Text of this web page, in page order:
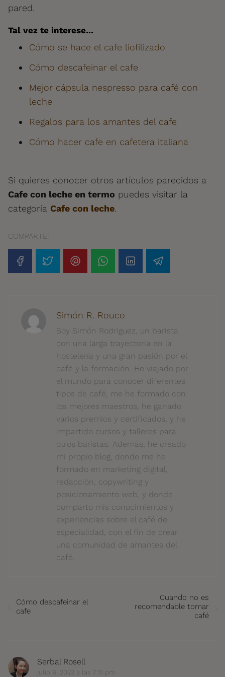
pared.
Tal vez te interese...
Cómo se hace el cafe liofilizado
Cómo descafeinar el cafe
Mejor cápsula nespresso para café con
leche
Regalos para los amantes del cafe
Cómo hacer cafe en cafetera italiana
Si quieres conocer otros artículos parecidos a
Cafe con leche en termo puedes visitar la
categoría Cafe con leche.
COMPARTE!
Simón R. Rouco
Soy Simón Rodriguez, un barista
con una larga trayectoria en la
hostelería y una gran pasión por el
café y la formación. He viajado por
el mundo para conocer diferentes
tipos de café, me he formado con
los mejores maestros, he ganado
varios premios y certificados, y he
impartido cursos y talleres para
otros baristas. Además, he creado
mi propio blog, donde me he
formado en marketing digital,
redacción, copywriting y
posicionamiento web, y donde
comparto mis conocimientos y
experiencias sobre el café de
especialidad, con el fin de crear
una comunidad de amantes del
café.
Cómo descafeinar el
cafe
Cuando no es
recomendable tomar
café
Serbal Rosell
julio 8, 2023 a las 7:11 pm